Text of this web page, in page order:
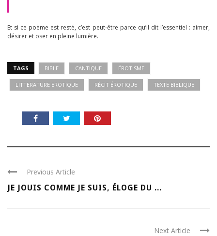
Et si ce poème est resté, c’est peut-être parce qu’il dit l’essentiel : aimer,
désirer et oser en pleine lumière.
TAGS BIBLE CANTIQUE ÉROTISME
LITTERATURE EROTIQUE RÉCIT ÉROTIQUE TEXTE BIBLIQUE
Previous Article
JE JOUIS COMME JE SUIS, ÉLOGE DU ...
Next Article